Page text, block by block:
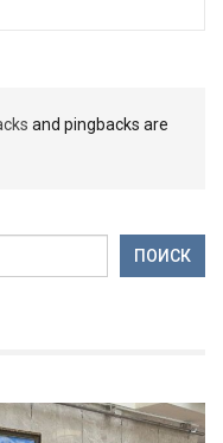
and pingbacks are
ПОИСК